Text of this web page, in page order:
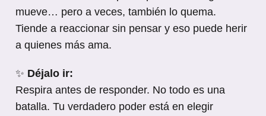
mueve… pero a veces, también lo quema.
Tiende a reaccionar sin pensar y eso puede herir
a quienes más ama.
✨ Déjalo ir:
Respira antes de responder. No todo es una
batalla. Tu verdadero poder está en elegir